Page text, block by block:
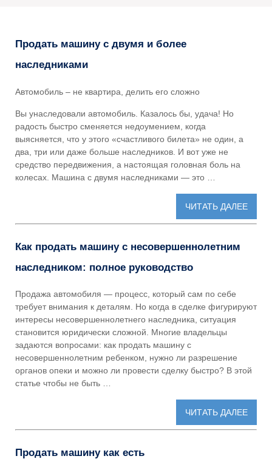
Продать машину с двумя и более
наследниками
Автомобиль – не квартира, делить его сложно
Вы унаследовали автомобиль. Казалось бы, удача! Но
радость быстро сменяется недоумением, когда
выясняется, что у этого «счастливого билета» не один, а
два, три или даже больше наследников. И вот уже не
средство передвижения, а настоящая головная боль на
колесах. Машина с двумя наследниками — это …
ЧИТАТЬ ДАЛЕЕ
Как продать машину с несовершеннолетним
наследником: полное руководство
Продажа автомобиля — процесс, который сам по себе
требует внимания к деталям. Но когда в сделке фигурируют
интересы несовершеннолетнего наследника, ситуация
становится юридически сложной. Многие владельцы
задаются вопросами: как продать машину с
несовершеннолетним ребенком, нужно ли разрешение
органов опеки и можно ли провести сделку быстро? В этой
статье чтобы не быть …
ЧИТАТЬ ДАЛЕЕ
Продать машину как есть